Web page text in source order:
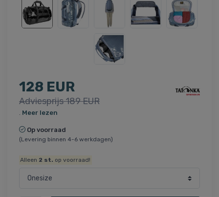
128 EUR
Adviesprijs 189 EUR
Meer lezen
Op voorraad
(Levering binnen 4-6 werkdagen)
Alleen 2 st. op voorraad!